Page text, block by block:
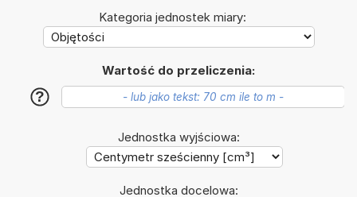
Kategoria jednostek miary:
Wartość do przeliczenia:
?
Jednostka wyjściowa:
Jednostka docelowa: